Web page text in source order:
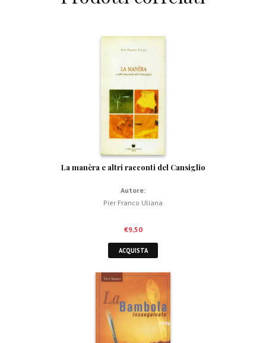
La manèra e altri racconti del Cansiglio
Autore:
Pier Franco Uliana
€9,50
ACQUISTA